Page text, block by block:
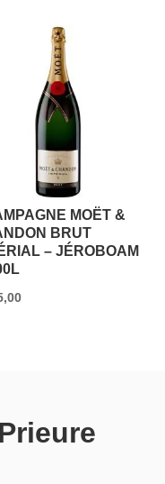
MOËT &
BRUT
– JÉROBOAM